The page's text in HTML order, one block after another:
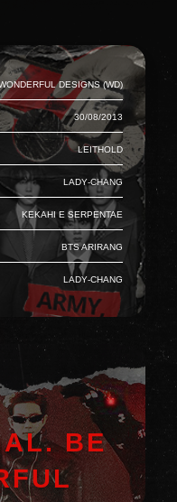
Designs (WD)
30/08/2013
Leithold
Lady-Chang
Kekahi e Serpentae
BTS Arirang
Lady-Chang
BE